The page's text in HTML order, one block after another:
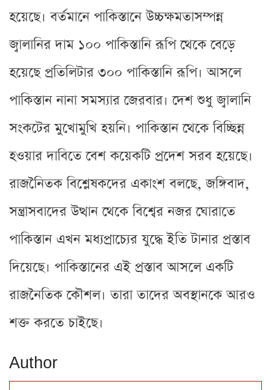
হয়েছে। বর্তমানে পাকিস্তানে উচ্চক্ষমতাসম্পন্ন
জ্বালানির দাম ১০০ পাকিস্তানি রূপি থেকে বেড়ে
হয়েছে প্রতিলিটার ৩০০ পাকিস্তানি রূপি। আসলে
পাকিস্তান নানা সমস্যার জেরবার। দেশ শুধু জ্বালানি
সংকটের মুখোমুখি হয়নি। পাকিস্তান থেকে বিচ্ছিন্ন
হওয়ার দাবিতে বেশ কয়েকটি প্রদেশ সরব হয়েছে।
রাজনৈিতক বিশ্লেষকদের একাংশ বলছে, জঙ্গিবাদ,
সন্ত্রাসবাদের উত্থান থেকে বিশ্বের নজর ঘোরাতে
পাকিস্তান এখন মধ্যপ্রাচ্যের যুদ্ধে ইতি টানার প্রস্তাব
দিয়েছে। পাকিস্তানের এই প্রস্তাব আসলে একটি
রাজনৈতিক কৌশল। তারা তাদের অবস্থানকে আরও
শক্ত করতে চাইছে।
Author